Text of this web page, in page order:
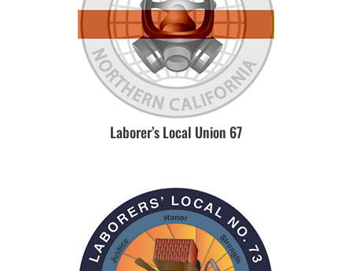
Laborer’s Local Union 67